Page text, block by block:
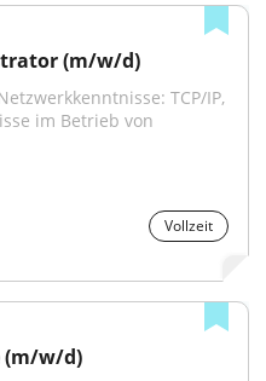
(m/w/d)
TCP/IP,
Vollzeit
(m/w/d)